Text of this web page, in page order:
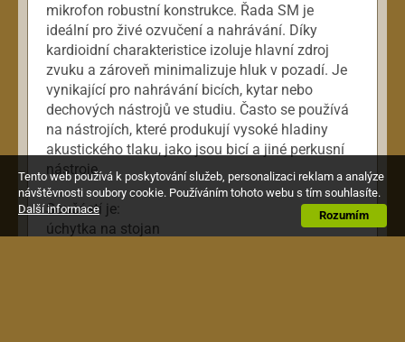
mikrofon robustní konstrukce. Řada SM je
ideální pro živé ozvučení a nahrávání. Díky
kardioidní charakteristice izoluje hlavní zdroj
zvuku a zároveň minimalizuje hluk v pozadí. Je
vynikající pro nahrávání bicích, kytar nebo
dechových nástrojů ve studiu. Často se používá
na nástrojích, které produkují vysoké hladiny
akustického tlaku, jako jsou bicí a jiné perkusní
nástroje.
Součástí je:
úchytka na stojan
Tento web používá k poskytování služeb, personalizaci reklam a analýze
návštěvnosti soubory cookie. Používáním tohoto webu s tím souhlasíte.
Rozumím
Další informace